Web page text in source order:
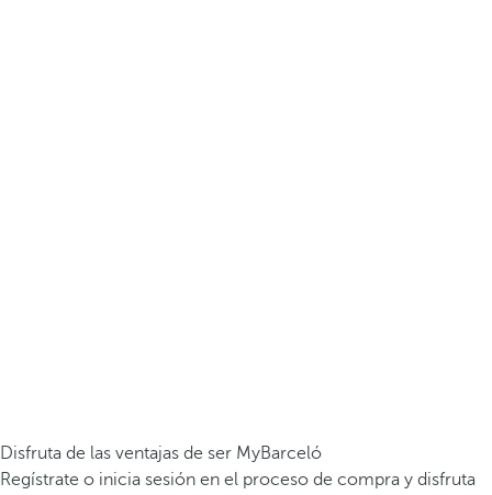
Disfruta de las ventajas de ser MyBarceló
Regístrate o inicia sesión en el proceso de compra y disfruta